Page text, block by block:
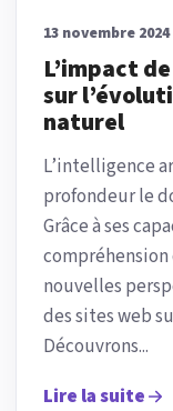
13 novembre
L’impact
sur
naturel
L’intelligence
profondeur le
Grâce à ses
nouvelles
des sites web
Découvrons...
Lire la suite